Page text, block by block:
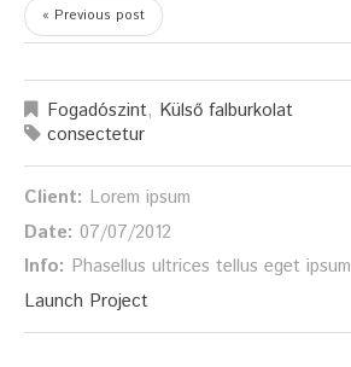
« Previous post
Fogadószint, Külső falburkolat
consectetur
Client: Lorem ipsum
Date: 07/07/2012
Info: Phasellus ultrices tellus eget ipsum
Launch Project